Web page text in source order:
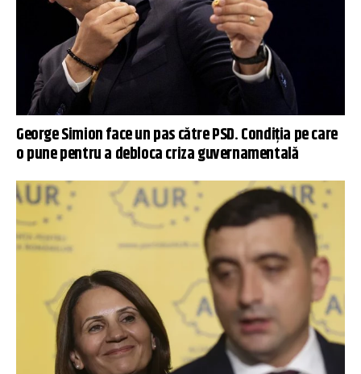
George Simion face un pas către PSD. Condiția pe care
o pune pentru a debloca criza guvernamentală